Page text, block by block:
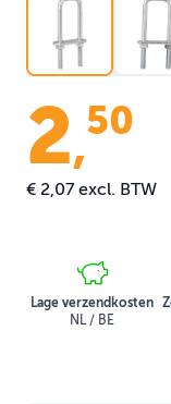
2,50
€ 2,07 excl. BTW
Lage verzendkosten
NL / BE